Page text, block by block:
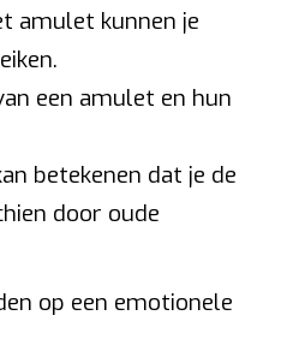
amulet kunnen je
een amulet en hun
betekenen dat je de
door oude
op een emotionele